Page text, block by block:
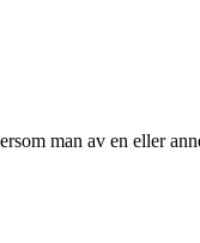
man av en eller